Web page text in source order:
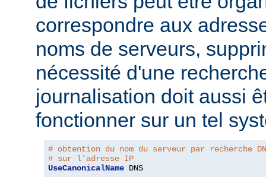
correspondre aux
noms de serveurs,
nécessité d'une
journalisation doit aussi
fonctionner sur un tel
# obtention du nom du serveur par recherche
# sur l'adresse IP
UseCanonicalName DNS